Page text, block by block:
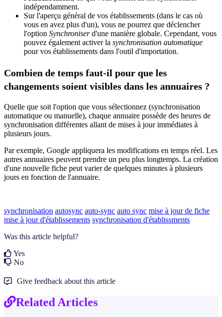
indépendamment.
Sur l'aperçu général de vos établissements (dans le cas où
vous en avez plus d'un), vous ne pourrez que déclencher
l'option Synchroniserd'une manière globale. Cependant, vous
pouvez également activer la synchronisation automatique
pour vos établissements dans l'outil d'importation‍.
Combien de temps faut-il pour que les
changements soient visibles dans les annuaires ?
Quelle que soit l'option que vous sélectionnez (synchronisation
automatique ou manuelle), chaque annuaire possède des heures de
synchronisation différentes allant de mises à jour immédiates à
plusieurs jours.
Par exemple, Google appliquera les modifications en temps réel. Les
autres annuaires peuvent prendre un peu plus longtemps. La création
d'une nouvelle fiche peut varier de quelques minutes à plusieurs
jours en fonction de l'annuaire.
synchronisation autosync auto-sync auto sync mise à jour de fiche
mise à jour d'établissements synchronisation d'établissments
Was this article helpful?
Yes
No
Give feedback about this article
Related Articles